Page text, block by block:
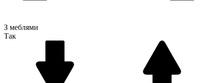
З меблями
Так